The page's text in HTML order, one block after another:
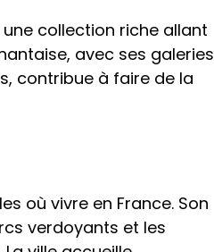
une collection riche allant
avec ses galeries
contribue à faire de la
où vivre en France. Son
verdoyants et les